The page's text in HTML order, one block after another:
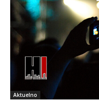
Aktuelno